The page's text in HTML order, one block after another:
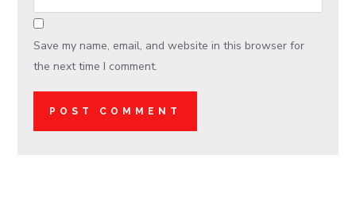
Save my name, email, and website in this browser for
the next time I comment.